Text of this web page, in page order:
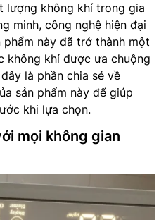
lượng không khí trong gia
minh, công nghệ hiện đại
này đã trở thành một
không khí được ưa chuộng
là phần chia sẻ về
sản phẩm này để giúp
khi lựa chọn.
mọi không gian